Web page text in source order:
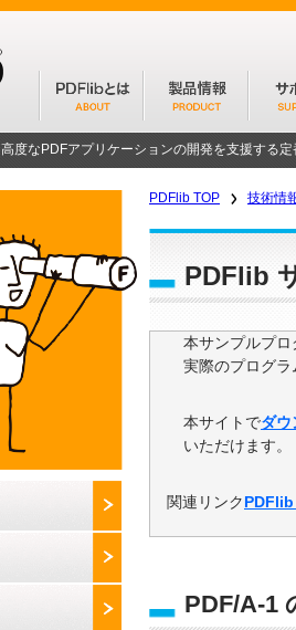
高度なPDFアプリケーションの開発を支援する
PDFlib TOP 技術情
PDFlib
本サンプルプ
実際のプログ
本サイトでダウ
いただけます。
関連リンク
PDF/A-1